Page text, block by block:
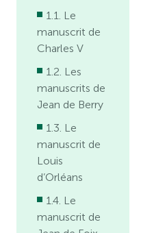
1.1. Le
manuscrit de
Charles V
1.2. Les
manuscrits de
Jean de Berry
1.3. Le
manuscrit de
Louis
d’Orléans
1.4. Le
manuscrit de